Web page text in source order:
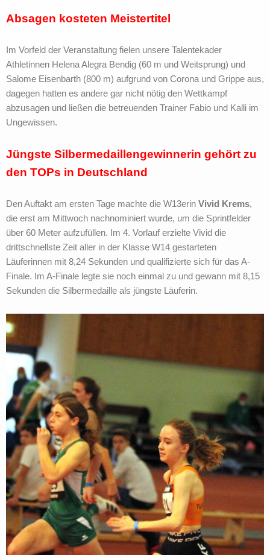
Absagen kosteten Meistertitel
Im Vorfeld der Veranstaltung fielen unsere Talentekader
Athletinnen Helena Alegra Bendig (60 m und Weitsprung) und
Salome Eisenbarth (800 m) aufgrund von Corona und Grippe aus,
dagegen hatten es andere gar nicht nötig den Wettkampf
abzusagen und ließen die betreuenden Trainer Fabio und Kalli im
Ungewissen.
Jüngste Silbermedaillengewinnerin gehört zu
den TOPs in Deutschland
Den Auftakt am ersten Tage machte die W13erin Vivid Krems,
die erst am Mittwoch nachnominiert wurde, um die Sprintfelder
über 60 Meter aufzufüllen. Im 4. Vorlauf erzielte Vivid die
drittschnellste Zeit aller in der Klasse W14 gestarteten
Läuferinnen mit 8,24 Sekunden und qualifizierte sich für das A-
Finale. Im A-Finale legte sie noch einmal zu und gewann mit 8,15
Sekunden die Silbermedaille als jüngste Läuferin.